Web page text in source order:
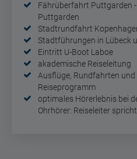
Fährüberfahrt Puttgarden
Puttgarden
Stadtrundfahrt
Stadtführungen in Lübeck
Eintritt U-Boot Laboe
akademische Reiseleitung
Ausflüge, Rundfahrten und
Reiseprogramm
optimales Hörerlebnis bei
Ohrhörer: Reiseleiter